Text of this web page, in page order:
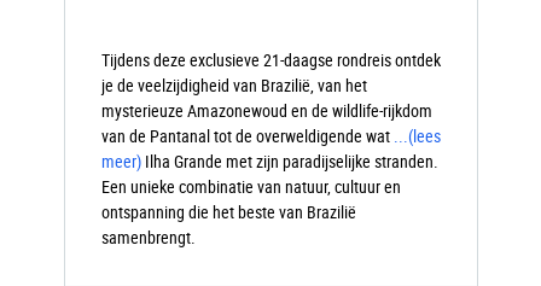
Tijdens deze exclusieve 21-daagse rondreis ontdek
je de veelzijdigheid van Brazilië, van het
mysterieuze Amazonewoud en de wildlife-rijkdom
van de Pantanal tot de overweldigende wat ...(lees
meer) Ilha Grande met zijn paradijselijke stranden.
Een unieke combinatie van natuur, cultuur en
ontspanning die het beste van Brazilië
samenbrengt.